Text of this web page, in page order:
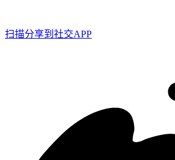
扫描分享到社交APP